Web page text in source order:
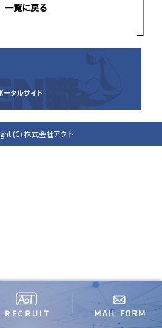
一覧に戻る
(C) 株式会社アクト